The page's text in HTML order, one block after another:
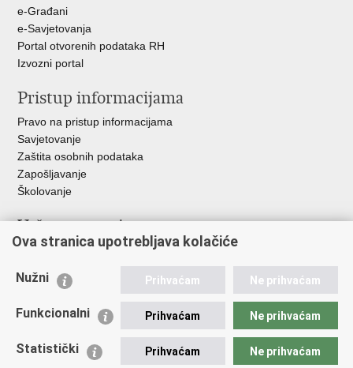
e-Građani
e-Savjetovanja
Portal otvorenih podataka RH
Izvozni portal
Pristup informacijama
Pravo na pristup informacijama
Savjetovanje
Zaštita osobnih podataka
Zapošljavanje
Školovanje
Važne poveznice
Ministarstvo unutarnjih poslova
Udruge
Policijska akademija
Zaklada policijske solidarnosti
Ova stranica upotrebljava kolačiće
Nužni Prihvaćam Ne prihvaćam
Funkcionalni Prihvaćam Ne prihvaćam
Statistički Prihvaćam Ne prihvaćam